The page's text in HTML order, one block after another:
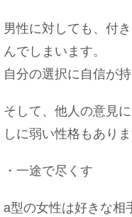
男性に対しても、付
んでしまいます。
自分の選択に自信が
そして、他人の意見
しに弱い性格もありま
・一途で尽くす
a型の女性は好きな相